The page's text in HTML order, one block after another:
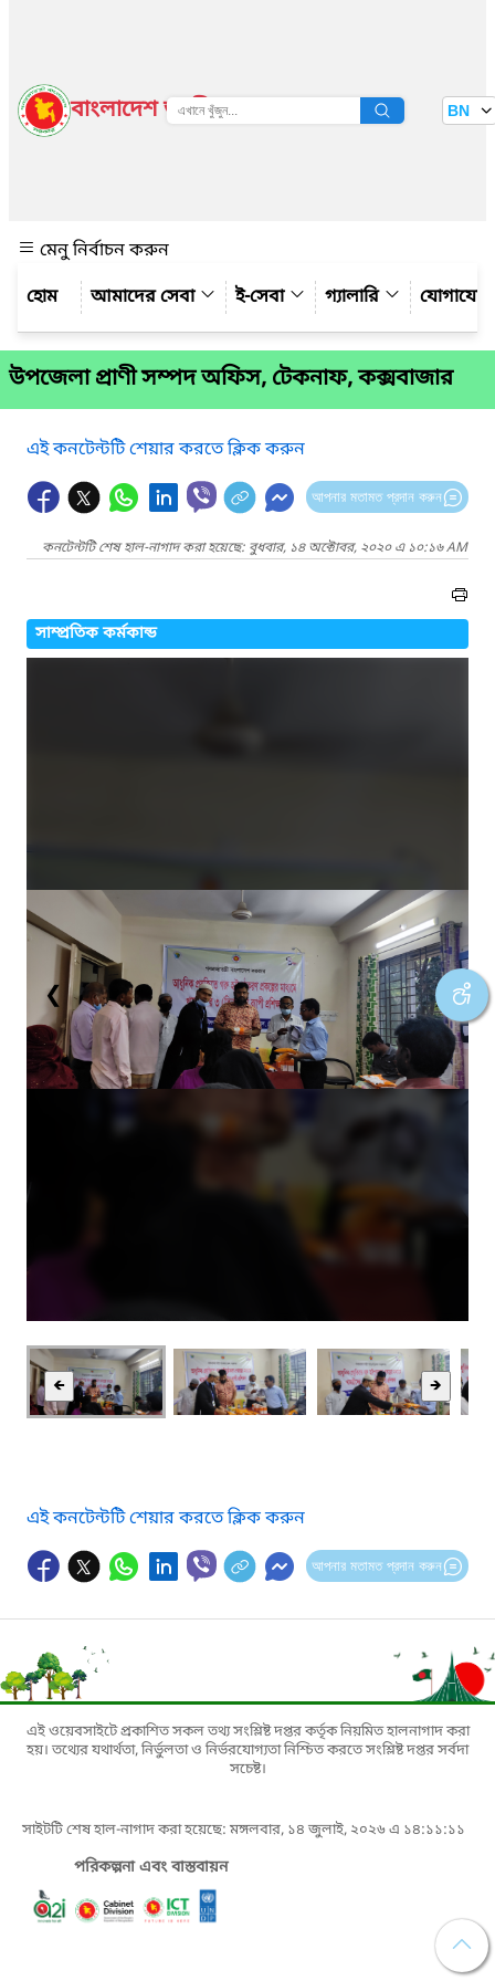
বাংলাদেশ জাতীয় তথ্য বাতায়ন BN
মেনু নির্বাচন করুন
আমাদের সেবা
ই-সেবা গ্যালারি
উপজেলা প্রাণী সম্পদ অফিস, টেকনাফ, কক্সবাজার
এই কনটেন্টটি শেয়ার করতে ক্লিক করুন
আপনার মতামত প্রদান করুন
কনটেন্টটি শেষ হাল-নাগাদ করা হয়েছে: বুধবার, ১৪ অক্টোবর, ২০২০ এ ১০:১৬ AM
সাম্প্রতিক কর্মকান্ড
❮ ❯
🡸 🡺
এই কনটেন্টটি শেয়ার করতে ক্লিক করুন
আপনার মতামত প্রদান করুন
এই ওয়েবসাইটে প্রকাশিত সকল তথ্য সংশ্লিষ্ট দপ্তর কর্তৃক নিয়মিত হালনাগাদ করা
হয়। তথ্যের যথার্থতা, নির্ভুলতা ও নির্ভরযোগ্যতা নিশ্চিত করতে সংশ্লিষ্ট দপ্তর সর্বদা
সচেষ্ট।
সাইটটি শেষ হাল-নাগাদ করা হয়েছে: মঙ্গলবার, ১৪ জুলাই, ২০২৬ এ ১৪:১১:১১
পরিকল্পনা এবং বাস্তবায়ন